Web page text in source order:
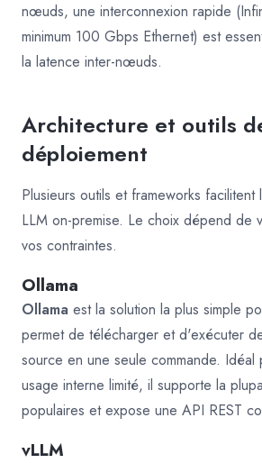
nœuds, une interconnexion rapide
minimum 100 Gbps Ethernet) est
la latence inter-nœuds.
Architecture et outils
déploiement
Plusieurs outils et frameworks
LLM on-premise. Le choix dépend de
vos contraintes.
Ollama
Ollama est la solution la plus simple
permet de télécharger et d'exécuter
source en une seule commande.
usage interne limité, il supporte la
populaires et expose une API REST
vLLM